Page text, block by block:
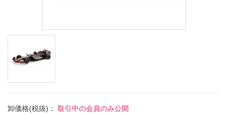
卸価格(税抜)： 取引中の会員のみ公開